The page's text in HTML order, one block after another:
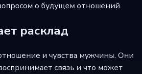
о будущем отношений.
расклад
и чувства мужчины. Они
связь и что может